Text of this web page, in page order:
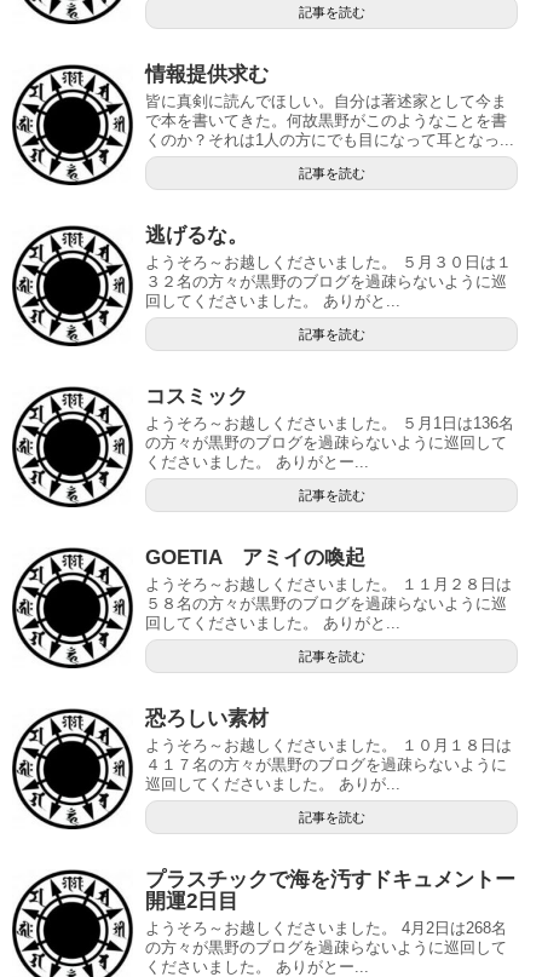
記事を読む
情報提供求む
皆に真剣に読んでほしい。自分は著述家として今ま
で本を書いてきた。何故黒野がこのようなことを書
くのか？それは1人の方にでも目になって耳となっ...
記事を読む
逃げるな。
ようそろ～お越しくださいました。 ５月３０日は１
３２名の方々が黒野のブログを過疎らないように巡
回してくださいました。 ありがと...
記事を読む
コスミック
ようそろ～お越しくださいました。 ５月1日は136名
の方々が黒野のブログを過疎らないように巡回して
くださいました。 ありがとー...
記事を読む
GOETIA アミイの喚起
ようそろ～お越しくださいました。 １１月２８日は
５８名の方々が黒野のブログを過疎らないように巡
回してくださいました。 ありがと...
記事を読む
恐ろしい素材
ようそろ～お越しくださいました。 １０月１８日は
４１７名の方々が黒野のブログを過疎らないように
巡回してくださいました。 ありが...
記事を読む
プラスチックで海を汚すドキュメントー
開運2日目
ようそろ～お越しくださいました。 4月2日は268名
の方々が黒野のブログを過疎らないように巡回して
くださいました。 ありがとー...